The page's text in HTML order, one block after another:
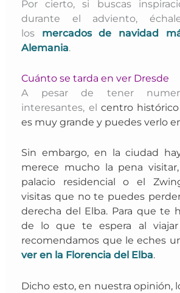
Por cierto, si buscas
durante el adviento,
los mercados de navidad
Alemania.
Cuánto se tarda en ver Dresde
A pesar de tener
interesantes, el centro
es muy grande y puedes verlo
Sin embargo, en la ciudad
merece mucho la pena
palacio residencial o el
visitas que no te puedes
derecha del Elba. Para que te
de lo que te espera al
recomendamos que le eches
ver en la Florencia del Elba.
Dicho esto, en nuestra opinión,